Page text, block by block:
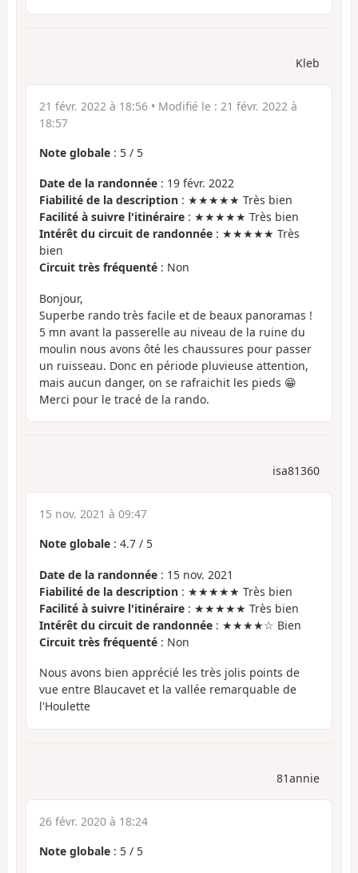
Kleb
21 févr. 2022 à 18:56 • Modifié le : 21 févr. 2022 à
18:57
Note globale : 5 / 5
Date de la randonnée : 19 févr. 2022
Fiabilité de la description : ★★★★★ Très bien
Facilité à suivre l'itinéraire : ★★★★★ Très bien
Intérêt du circuit de randonnée : ★★★★★ Très
bien
Circuit très fréquenté : Non
Bonjour,
Superbe rando très facile et de beaux panoramas !
5 mn avant la passerelle au niveau de la ruine du
moulin nous avons ôté les chaussures pour passer
un ruisseau. Donc en période pluvieuse attention,
mais aucun danger, on se rafraichit les pieds 😁
Merci pour le tracé de la rando.
isa81360
15 nov. 2021 à 09:47
Note globale : 4.7 / 5
Date de la randonnée : 15 nov. 2021
Fiabilité de la description : ★★★★★ Très bien
Facilité à suivre l'itinéraire : ★★★★★ Très bien
Intérêt du circuit de randonnée : ★★★★☆ Bien
Circuit très fréquenté : Non
Nous avons bien apprécié les très jolis points de
vue entre Blaucavet et la vallée remarquable de
l'Houlette
81annie
26 févr. 2020 à 18:24
Note globale : 5 / 5